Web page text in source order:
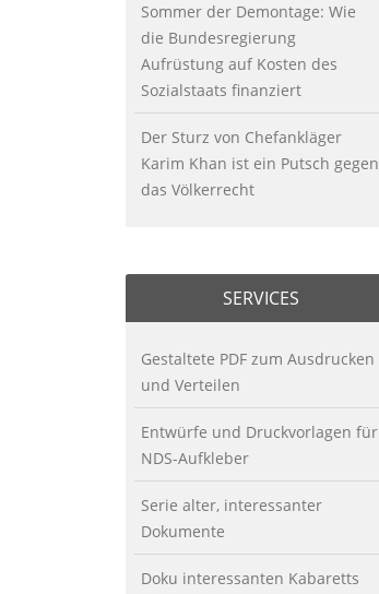
Sommer der Demontage: Wie
die Bundesregierung
Aufrüstung auf Kosten des
Sozialstaats finanziert
Der Sturz von Chefankläger
Karim Khan ist ein Putsch gegen
das Völkerrecht
SERVICES
Gestaltete PDF zum Ausdrucken
und Verteilen
Entwürfe und Druckvorlagen für
NDS-Aufkleber
Serie alter, interessanter
Dokumente
Doku interessanten Kabaretts